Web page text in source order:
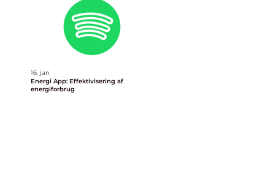
16. jan
Energi App: Effektivisering af
energiforbrug